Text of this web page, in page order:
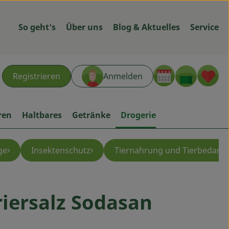
So geht's Über uns Blog & Aktuelles Service
Registrieren Anmelden
Haltbares Getränke Drogerie
Insektenschutz Tiernahrung und Tierbedarf
Sodasan